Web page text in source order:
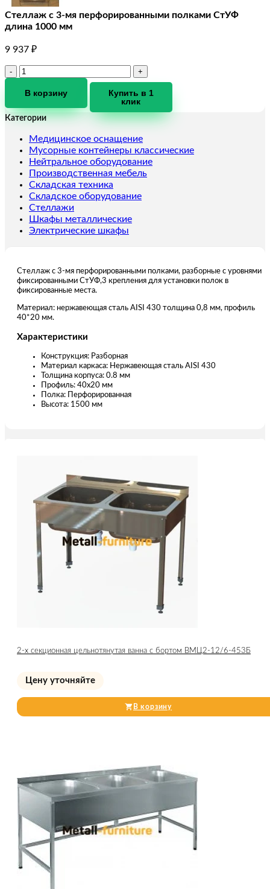
Стеллаж с 3-мя перфорированными полками СтУФ
длина 1000 мм
9 937 ₽
Количество
Стеллаж
3-
перфорированными
полками
СтУФ
длина
1000
мм
В корзину
Купить в 1
клик
Категории
Медицинское оснащение
Мусорные контейнеры классические
Нейтральное оборудование
Производственная мебель
Складская техника
Складское оборудование
Стеллажи
Шкафы металлические
Электрические шкафы
Стеллаж с 3-мя перфорированными полками, разборные с уровнями
фиксированными СтУФ,3 крепления для установки полок в
фиксированные места.
Материал: нержавеющая сталь AISI 430 толщина 0,8 мм, профиль
40*20 мм.
Характеристики
Конструкция: Разборная
Материал каркаса: Нержавеющая сталь AISI 430
Толщина корпуса: 0.8 мм
Профиль: 40х20 мм
Полка: Перфорированная
Высота: 1500 мм
2-х секционная цельнотянутая ванна с бортом ВМЦ2-12/6-453Б
Цену уточняйте
В корзину